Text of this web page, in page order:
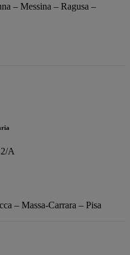
– Messina – Ragusa –
A
– Massa-Carrara – Pisa